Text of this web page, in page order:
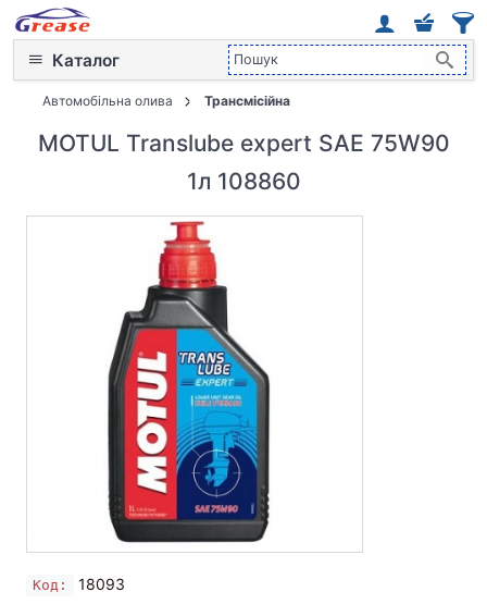
Каталог
Автомобільна олива Трансмісійна
MOTUL Translube expert SAE 75W90
1л 108860
Код: 18093